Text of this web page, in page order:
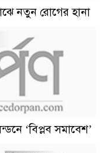
নতুন রোগের হানা
‘বিপ্লব সমাবেশ’